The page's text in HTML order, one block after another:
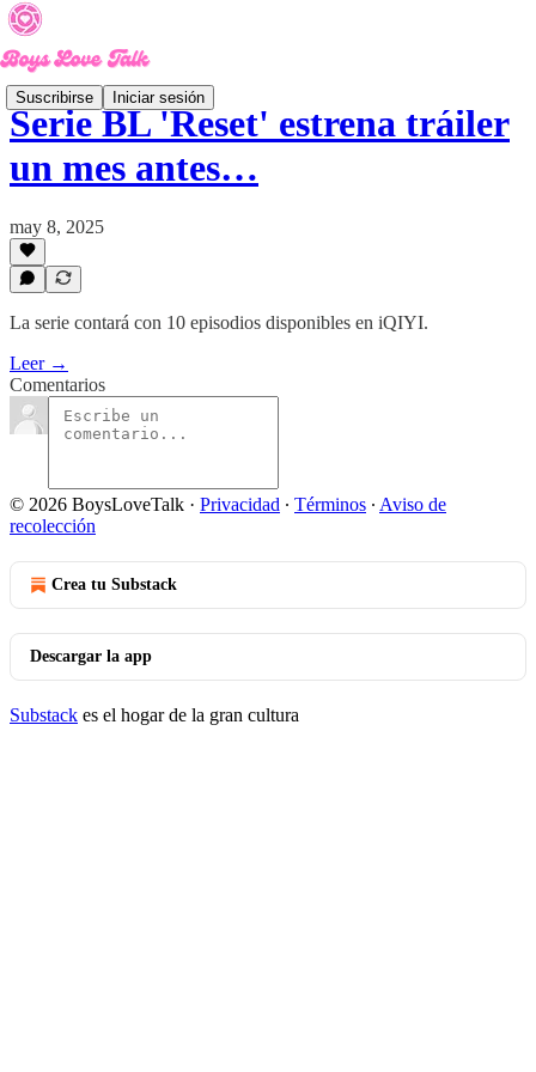
Suscribirse Iniciar sesión
Serie BL 'Reset' estrena tráiler
un mes antes…
may 8, 2025
La serie contará con 10 episodios disponibles en iQIYI.
Leer →
Comentarios
© 2026 BoysLoveTalk · Privacidad ∙ Términos ∙ Aviso de
recolección
Crea tu Substack
Descargar la app
Substack es el hogar de la gran cultura